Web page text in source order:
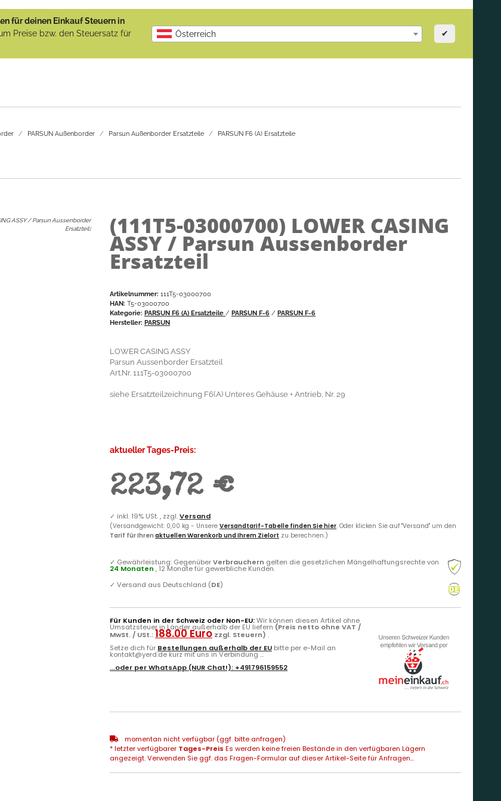
für deinen Einkauf Steuern in
Preise bzw. den Steuersatz für
Österreich ✔
PARSUN Außenborder Parsun Außenborder Ersatzteile
PARSUN F6 (A) Ersatzteile
ASSY / Parsun Aussenborder
Ersatzteil: (111T5-03000700) LOWER CASING
ASSY / Parsun Aussenborder
Ersatzteil
Artikelnummer: 111T5-03000700
HAN: T5-03000700
Kategorie: PARSUN F6 (A) Ersatzteile / PARSUN F-6 / PARSUN F-6
Hersteller: PARSUN
LOWER CASING ASSY
Parsun Aussenborder Ersatzteil
Art.Nr. 111T5-03000700
siehe Ersatzteilzeichnung F6(A) Unteres Gehäuse + Antrieb, Nr. 29
aktueller Tages-Preis:
223,72 €
✓ inkl. 19% USt. , zzgl.Versand
(Versandgewicht: 0,00 kg - Unsere Versandtarif-Tabelle finden Sie hier. Oder klicken Sie auf "Versand" um den
Tarif für Ihren aktuellen Warenkorb und Ihrem Zielort zu berechnen.)
✓ Gewährleistung: GegenüberVerbrauchern gelten die gesetzlichen Mängelhaftungsrechte von
24 Monaten , 12 Monate für gewerbliche Kunden.
✓ Versand aus Deutschland (DE)
Für Kunden in der Schweiz oder Non-EU:Wir können diesen Artikel ohne
Umsatzsteuer in Länder außerhalb der EU liefern (Preis netto ohne VAT /
MwSt. / USt.:188.00 Euro zzgl. Steuern) .
Setze dich für Bestellungen außerhalb der EU bitte per e-Mail an
kontakt@yerd.de kurz mit uns in Verbindung ...
...oder perWhatsApp (NUR Chat!): +491796159552
momentan nicht verfügbar (ggf. bitte anfragen)
* letzter verfügbarer Tages-Preis Es werden keine freien Bestände in den verfügbaren Lägern
angezeigt. Verwenden Sie ggf. das Fragen-Formular auf dieser Artikel-Seite für Anfragen...